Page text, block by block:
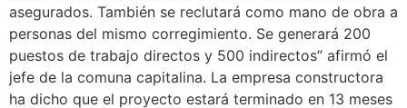
asegurados. También se reclutará como mano de obra a
personas del mismo corregimiento. Se generará 200
puestos de trabajo directos y 500 indirectos” afirmó el
jefe de la comuna capitalina. La empresa constructora
ha dicho que el proyecto estará terminado en 13 meses